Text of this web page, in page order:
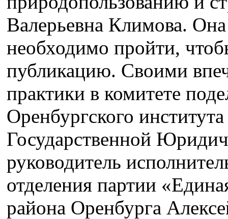
Валерьевна Климова.
необходимо пройти,
публикацию. Своими
практики в комитете
Оренбургского
Государственной
руководитель
отделения партии
района Оренбурга